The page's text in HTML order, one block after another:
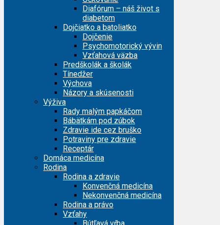
Diafórum – náš život s
diabetom
Dojčiatko a batoliatko
Dojčenie
Psychomotorický vývin
Vzťahová väzba
Predškolák a školák
Tínedžer
Výchova
Názory a skúsenosti
Výživa
Rady malým papkáčom
Bábätkám pod zúbok
Zdravie ide cez bruško
Potraviny pre zdravie
Receptár
Domáca medicína
Rodina
Rodina a zdravie
Konvenčná medicína
Nekonvenčná medicína
Rodina a právo
Vzťahy
Bútľavá vŕba